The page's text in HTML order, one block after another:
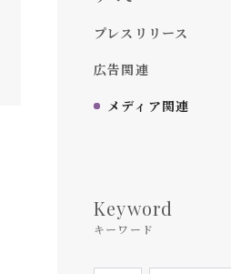
プレスリリース
広告関連
メディア関連
Keyword
キーワード